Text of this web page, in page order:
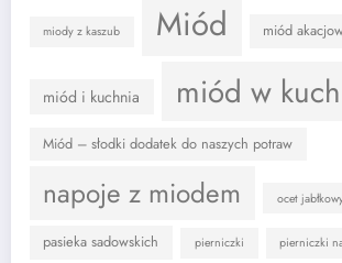
miody z kaszub Miód miód
miód i kuchnia miód w
Miód – słodki dodatek do naszych potraw
napoje z miodem ocet
pasieka sadowskich pierniczki pierniczki